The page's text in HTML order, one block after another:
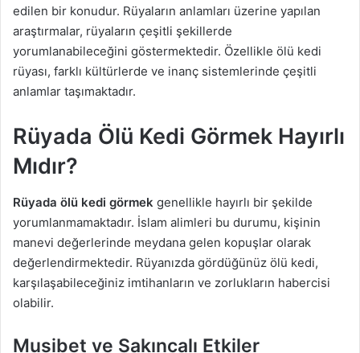
edilen bir konudur. Rüyaların anlamları üzerine yapılan
araştırmalar, rüyaların çeşitli şekillerde
yorumlanabileceğini göstermektedir. Özellikle ölü kedi
rüyası, farklı kültürlerde ve inanç sistemlerinde çeşitli
anlamlar taşımaktadır.
Rüyada Ölü Kedi Görmek Hayırlı
Mıdır?
Rüyada ölü kedi görmek genellikle hayırlı bir şekilde
yorumlanmamaktadır. İslam alimleri bu durumu, kişinin
manevi değerlerinde meydana gelen kopuşlar olarak
değerlendirmektedir. Rüyanızda gördüğünüz ölü kedi,
karşılaşabileceğiniz imtihanların ve zorlukların habercisi
olabilir.
Musibet ve Sakıncalı Etkiler